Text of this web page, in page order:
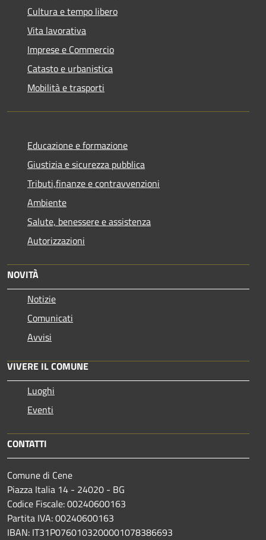
Cultura e tempo libero
Vita lavorativa
Imprese e Commercio
Catasto e urbanistica
Mobilità e trasporti
Educazione e formazione
Giustizia e sicurezza pubblica
Tributi,finanze e contravvenzioni
Ambiente
Salute, benessere e assistenza
Autorizzazioni
NOVITÀ
Notizie
Comunicati
Avvisi
VIVERE IL COMUNE
Luoghi
Eventi
CONTATTI
Comune di Cene
Piazza Italia 14 - 24020 - BG
Codice Fiscale: 00240600163
Partita IVA: 00240600163
IBAN: IT31P0760103200001078386693